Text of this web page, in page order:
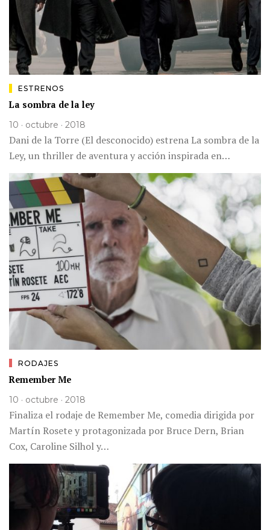
ESTRENOS
La sombra de la ley
10 · octubre · 2018
Dani de la Torre (El desconocido) estrena La sombra de la
Ley, un thriller de aventura y acción inspirada en…
RODAJES
Remember Me
10 · octubre · 2018
Finaliza el rodaje de Remember Me, comedia dirigida por
Martín Rosete y protagonizada por Bruce Dern, Brian
Cox, Caroline Silhol y…